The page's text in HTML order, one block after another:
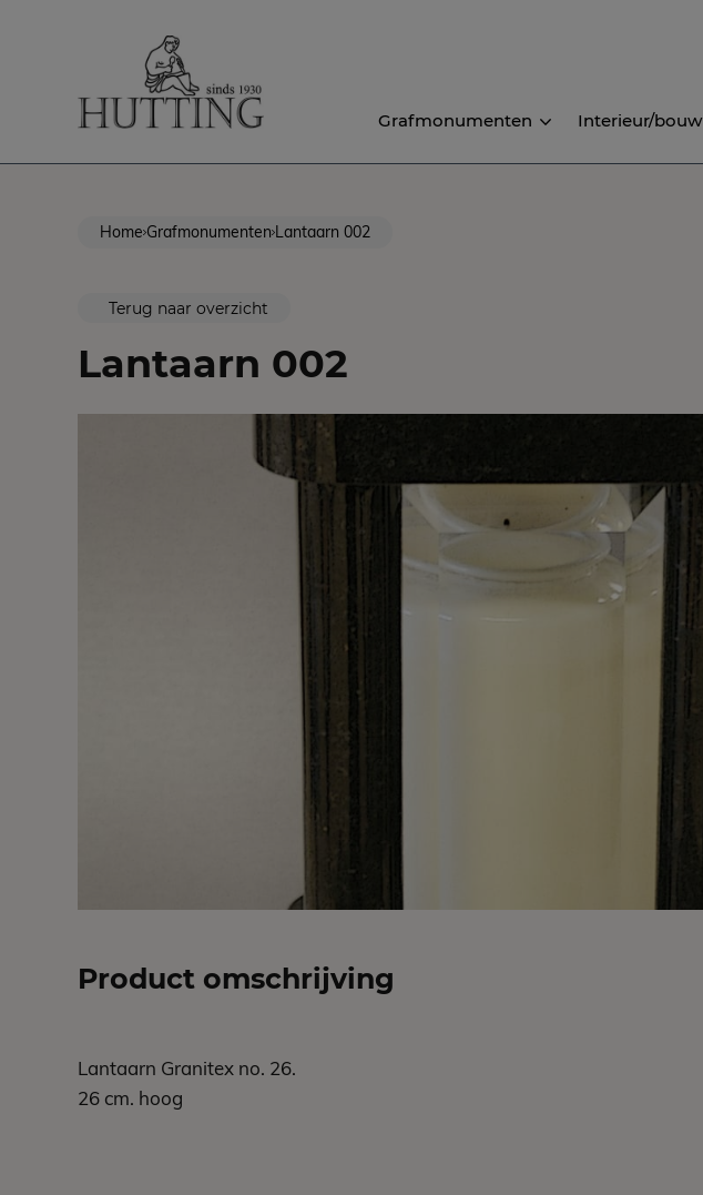
Grafmonumenten Interieur/bouw
Home Grafmonumenten Lantaarn 002
Terug naar overzicht
Lantaarn 002
Product omschrijving
Lantaarn Granitex no. 26.
26 cm. hoog